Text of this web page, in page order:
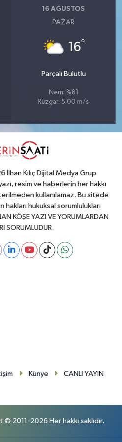
16 AĞUSTOS
PAZAR
16°
Parçalı Bulutlu
Nem: %81
Rüzgar: 5.00 m/s
Kılıç Dijital Medya Grup
resim ve haberlerin her hakkı
kullanılamaz. Bu sitede
hakları hukuksal sorumlulukları
KÖŞE YAZI VE YORUMLARDAN
SORUMLUDUR.
Künye CANLI YAYIN
© 2011-2026 Her hakkı saklıdır.